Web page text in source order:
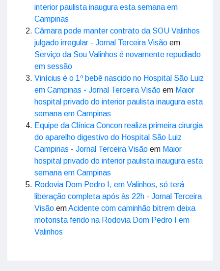
interior paulista inaugura esta semana em
Campinas
Câmara pode manter contrato da SOU Valinhos
julgado irregular - Jornal Terceira Visão em
Serviço da Sou Valinhos é novamente repudiado
em sessão
Vinícius é o 1º bebê nascido no Hospital São Luiz
em Campinas - Jornal Terceira Visão em Maior
hospital privado do interior paulista inaugura esta
semana em Campinas
Equipe da Clínica Concon realiza primeira cirurgia
do aparelho digestivo do Hospital São Luiz
Campinas - Jornal Terceira Visão em Maior
hospital privado do interior paulista inaugura esta
semana em Campinas
Rodovia Dom Pedro I, em Valinhos, só terá
liberação completa após às 22h - Jornal Terceira
Visão emAcidente com caminhão bitrem deixa
motorista ferido na Rodovia Dom Pedro I em
Valinhos